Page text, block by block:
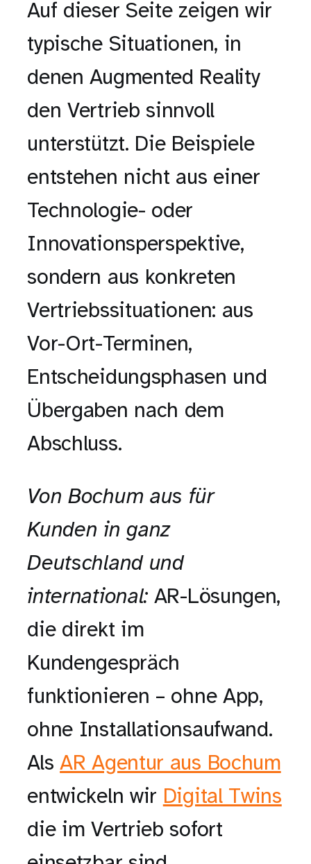
Auf dieser Seite zeigen wir
typische Situationen, in
denen Augmented Reality
den Vertrieb sinnvoll
unterstützt. Die Beispiele
entstehen nicht aus einer
Technologie- oder
Innovationsperspektive,
sondern aus konkreten
Vertriebssituationen: aus
Vor-Ort-Terminen,
Entscheidungsphasen und
Übergaben nach dem
Abschluss.
Von Bochum aus für
Kunden in ganz
Deutschland und
international: AR-Lösungen,
die direkt im
Kundengespräch
funktionieren – ohne App,
ohne Installationsaufwand.
AlsAR Agentur aus Bochum
entwickeln wir Digital Twins
die im Vertrieb sofort